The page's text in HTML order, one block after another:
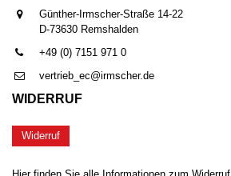
Günther-Irmscher-Straße 14-22
D-73630 Remshalden
+49 (0) 7151 971 0
vertrieb_ec@irmscher.de
WIDERRUF
Widerruf